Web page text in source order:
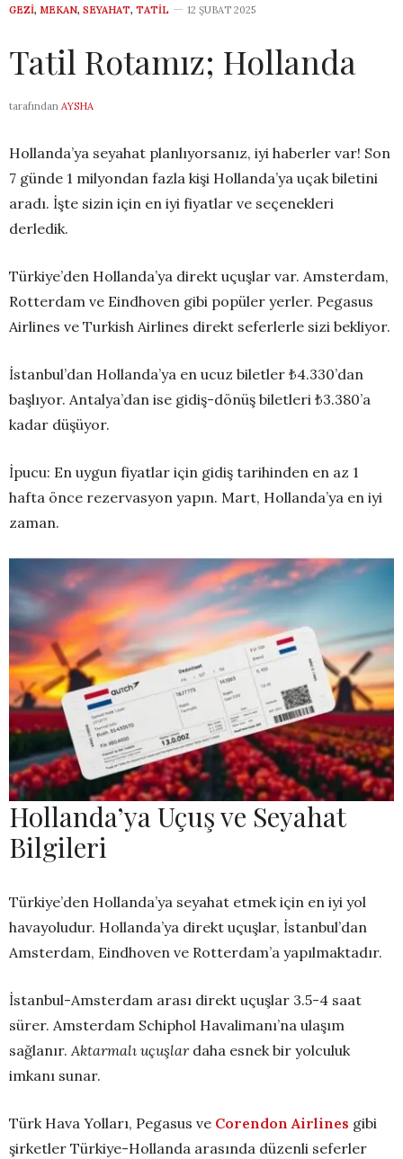
GEZI, MEKAN, SEYAHAT, TATIL 12 ŞUBAT 2025
Tatil Rotamız; Hollanda
tarafından AYSHA
Hollanda’ya seyahat planlıyorsanız, iyi haberler var! Son
7 günde 1 milyondan fazla kişi Hollanda’ya uçak biletini
aradı. İşte sizin için en iyi fiyatlar ve seçenekleri
derledik.
Türkiye’den Hollanda’ya direkt uçuşlar var. Amsterdam,
Rotterdam ve Eindhoven gibi popüler yerler. Pegasus
Airlines ve Turkish Airlines direkt seferlerle sizi bekliyor.
İstanbul’dan Hollanda’ya en ucuz biletler ₺4.330’dan
başlıyor. Antalya’dan ise gidiş-dönüş biletleri ₺3.380’a
kadar düşüyor.
İpucu: En uygun fiyatlar için gidiş tarihinden en az 1
hafta önce rezervasyon yapın. Mart, Hollanda’ya en iyi
zaman.
Hollanda’ya Uçuş ve Seyahat
Bilgileri
Türkiye’den Hollanda’ya seyahat etmek için en iyi yol
havayoludur. Hollanda’ya direkt uçuşlar, İstanbul’dan
Amsterdam, Eindhoven ve Rotterdam’a yapılmaktadır.
İstanbul-Amsterdam arası direkt uçuşlar 3.5-4 saat
sürer. Amsterdam Schiphol Havalimanı’na ulaşım
sağlanır.Aktarmalı uçuşlardaha esnek bir yolculuk
imkanı sunar.
Türk Hava Yolları, Pegasus ve Corendon Airlines gibi
şirketler Türkiye-Hollanda arasında düzenli seferler